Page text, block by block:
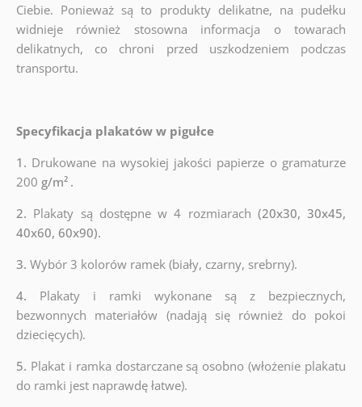
Ciebie. Ponieważ są to produkty delikatne, na pudełku
widnieje również stosowna informacja o towarach
delikatnych, co chroni przed uszkodzeniem podczas
transportu.
Specyfikacja plakatów w pigułce
1. Drukowane na wysokiej jakości papierze o gramaturze
200 g/m² .
2. Plakaty są dostępne w 4 rozmiarach (20x30, 30x45,
40x60, 60x90).
3. Wybór 3 kolorów ramek (biały, czarny, srebrny).
4. Plakaty i ramki wykonane są z bezpiecznych,
bezwonnych materiałów (nadają się również do pokoi
dziecięcych).
5. Plakat i ramka dostarczane są osobno (włożenie plakatu
do ramki jest naprawdę łatwe).